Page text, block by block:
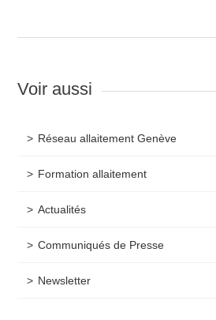
Voir aussi
Réseau allaitement Genève
Formation allaitement
Actualités
Communiqués de Presse
Newsletter